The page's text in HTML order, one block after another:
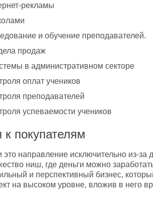
рекламы
и обучение преподавателей.
продаж
в административном секторе
оплат учеников
преподавателей
успеваемости учеников
покупателям
направление исключительно из-за
ниш, где деньги можно
и перспективный бизнес,
на высоком уровне, вложив в него